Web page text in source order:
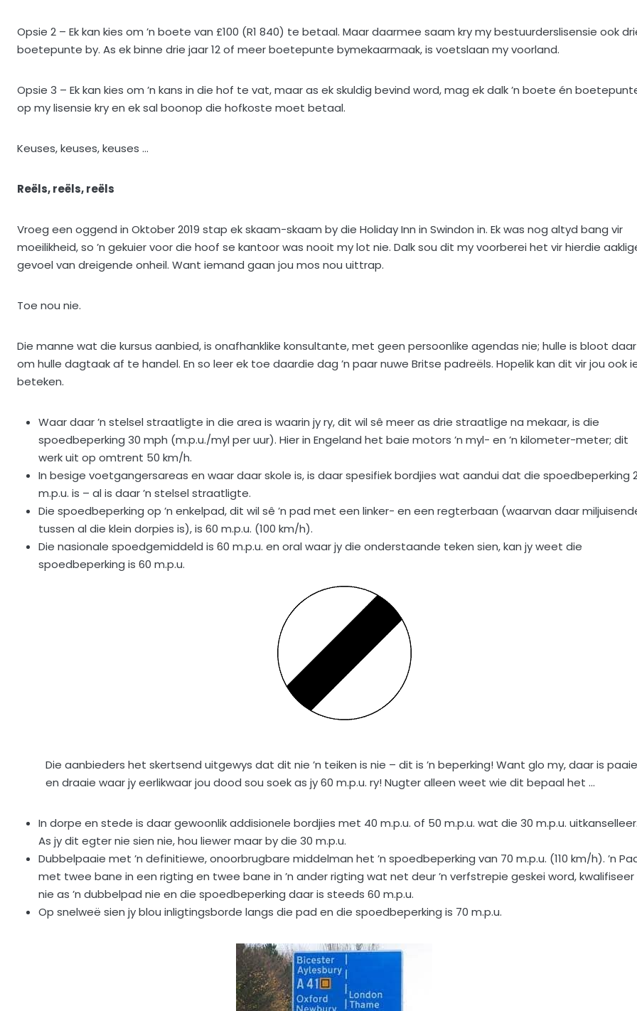
Opsie 2 – Ek kan kies om ’n boete van £100 (R1 840) te betaal. Maar daarmee saam kry my bestuurderslisensie ook
boetepunte by. As ek binne drie jaar 12 of meer boetepunte bymekaarmaak, is voetslaan my voorland.
Opsie 3 – Ek kan kies om ’n kans in die hof te vat, maar as ek skuldig bevind word, mag ek dalk ’n boete én
op my lisensie kry en ek sal boonop die hofkoste moet betaal.
Keuses, keuses, keuses …
Reëls, reëls, reëls
Vroeg een oggend in Oktober 2019 stap ek skaam-skaam by die Holiday Inn in Swindon in. Ek was nog altyd bang vir
moeilikheid, so ’n gekuier voor die hoof se kantoor was nooit my lot nie. Dalk sou dit my voorberei het vir hierdie
gevoel van dreigende onheil. Want iemand gaan jou mos nou uittrap.
Toe nou nie.
Die manne wat die kursus aanbied, is onafhanklike konsultante, met geen persoonlike agendas nie; hulle is bloot daar
om hulle dagtaak af te handel. En so leer ek toe daardie dag ’n paar nuwe Britse padreëls. Hopelik kan dit vir jou ook
beteken.
Waar daar ’n stelsel straatligte in die area is waarin jy ry, dit wil sê meer as drie straatlige na mekaar, is die
spoedbeperking 30 mph (m.p.u./myl per uur). Hier in Engeland het baie motors ’n myl- en ’n kilometer-meter; dit
werk uit op omtrent 50 km/h.
In besige voetgangersareas en waar daar skole is, is daar spesifiek bordjies wat aandui dat die spoedbeperking
m.p.u. is – al is daar ’n stelsel straatligte.
Die spoedbeperking op ’n enkelpad, dit wil sê ’n pad met een linker- en een regterbaan (waarvan daar
tussen al die klein dorpies is), is 60 m.p.u. (100 km/h).
Die nasionale spoedgemiddeld is 60 m.p.u. en oral waar jy die onderstaande teken sien, kan jy weet die
spoedbeperking is 60 m.p.u.
Die aanbieders het skertsend uitgewys dat dit nie ’n teiken is nie – dit is ’n beperking! Want glo my, daar is paaie
en draaie waar jy eerlikwaar jou dood sou soek as jy 60 m.p.u. ry! Nugter alleen weet wie dit bepaal het …
In dorpe en stede is daar gewoonlik addisionele bordjies met 40 m.p.u. of 50 m.p.u. wat die 30 m.p.u. uitkanselleer.
As jy dit egter nie sien nie, hou liewer maar by die 30 m.p.u.
Dubbelpaaie met ’n definitiewe, onoorbrugbare middelman het ’n spoedbeperking van 70 m.p.u. (110 km/h). ’n
met twee bane in een rigting en twee bane in ’n ander rigting wat net deur ’n verfstrepie geskei word, kwalifiseer
nie as ’n dubbelpad nie en die spoedbeperking daar is steeds 60 m.p.u.
Op snelweë sien jy blou inligtingsborde langs die pad en die spoedbeperking is 70 m.p.u.